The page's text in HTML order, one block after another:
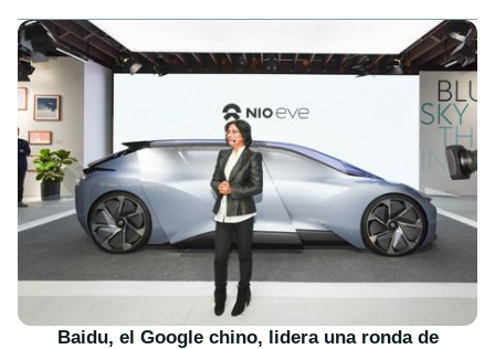
Baidu, el Google chino, lidera una ronda de